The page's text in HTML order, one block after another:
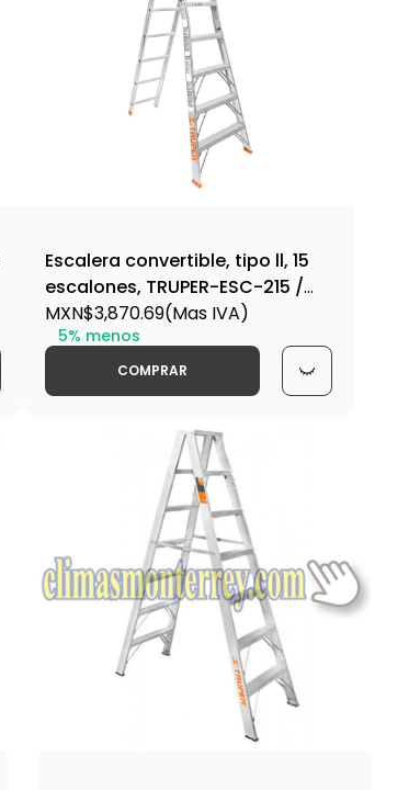
Escalera convertible, tipo ll, 15
escalones, TRUPER-ESC-215 /
16747
MXN$3,870.69(Mas IVA)
5% menos
COMPRAR